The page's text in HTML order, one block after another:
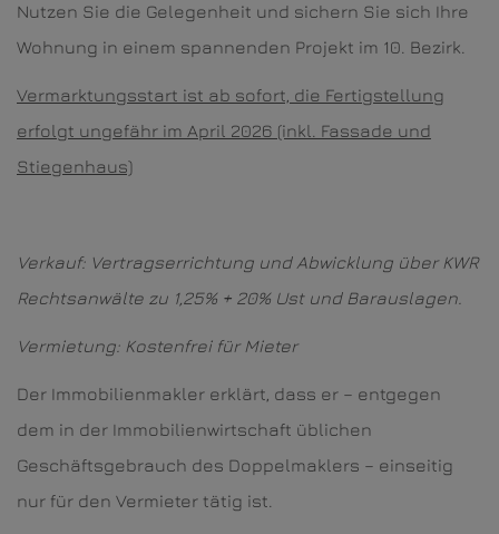
Nutzen Sie die Gelegenheit und sichern Sie sich Ihre
Wohnung in einem spannenden Projekt im 10. Bezirk.
Vermarktungsstart ist ab sofort, die Fertigstellung
erfolgt ungefähr im April 2026 (inkl. Fassade und
Stiegenhaus)
Verkauf: Vertragserrichtung und Abwicklung über KWR
Rechtsanwälte zu 1,25% + 20% Ust und Barauslagen.
Vermietung: Kostenfrei für Mieter
Der Immobilienmakler erklärt, dass er – entgegen
dem in der Immobilienwirtschaft üblichen
Geschäftsgebrauch des Doppelmaklers – einseitig
nur für den Vermieter tätig ist.